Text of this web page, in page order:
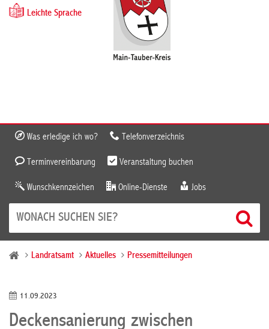
Leichte Sprache
Was erledige ich wo? Telefonverzeichnis
Terminvereinbarung Veranstaltung buchen
Wunschkennzeichen Online-Dienste Jobs
Landratsamt Aktuelles Pressemitteilungen
11.09.2023
Deckensanierung zwischen